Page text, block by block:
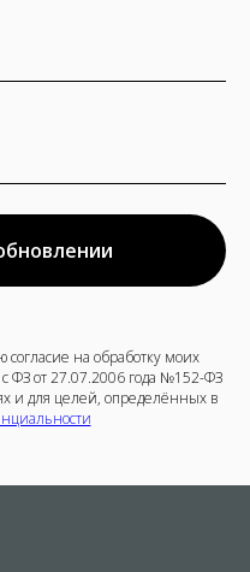
на обработку моих
ФЗ от 27.07.2006 года №152-ФЗ
и для целей, определённых в